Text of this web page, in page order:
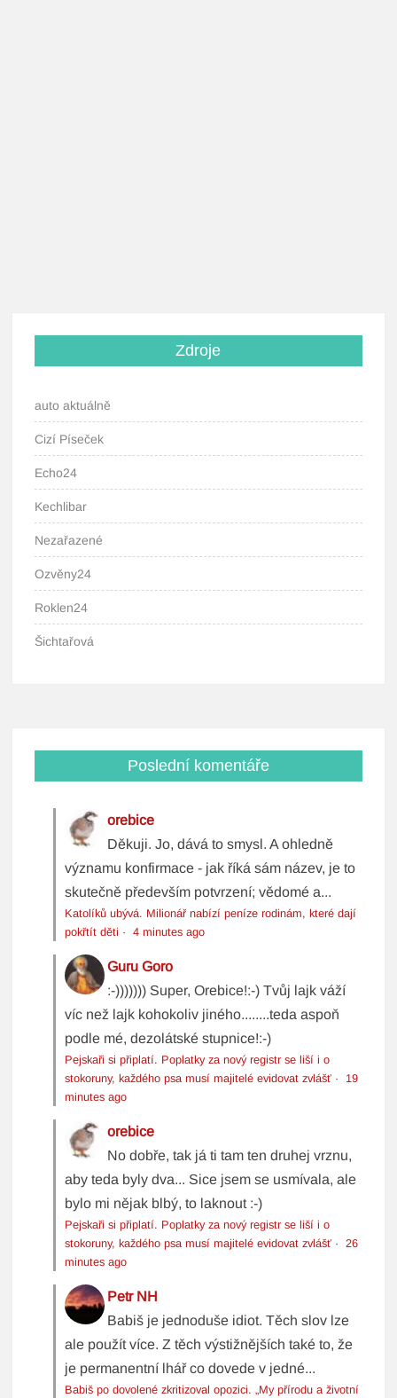
Zdroje
auto aktuálně
Cizí Píseček
Echo24
Kechlibar
Nezařazené
Ozvěny24
Roklen24
Šichtařová
Poslední komentáře
orebice
Děkuji. Jo, dává to smysl. A ohledně
významu konfirmace - jak říká sám název, je to
skutečně především potvrzení; vědomé a...
Katolíků ubývá. Milionář nabízí peníze rodinám, které dají
pokřtít děti ·4 minutes ago
Guru Goro
:-))))))) Super, Orebice!:-) Tvůj lajk váží
víc než lajk kohokoliv jiného........teda aspoň
podle mé, dezolátské stupnice!:-)
Pejskaři si připlatí. Poplatky za nový registr se liší i o
stokoruny, každého psa musí majitelé evidovat zvlášť · 19
minutes ago
orebice
No dobře, tak já ti tam ten druhej vrznu,
aby teda byly dva... Sice jsem se usmívala, ale
bylo mi nějak blbý, to laknout :-)
Pejskaři si připlatí. Poplatky za nový registr se liší i o
stokoruny, každého psa musí majitelé evidovat zvlášť ·26
minutes ago
Petr NH
Babiš je jednoduše idiot. Těch slov lze
ale použít více. Z těch výstižnějších také to, že
je permanentní lhář co dovede v jedné...
Babiš po dovolené zkritizoval opozici. „My přírodu a životní